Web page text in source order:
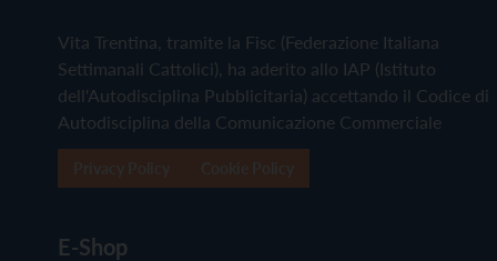
Vita Trentina, tramite la Fisc (Federazione Italiana
Settimanali Cattolici), ha aderito allo IAP (Istituto
dell'Autodisciplina Pubblicitaria) accettando il Codice di
Autodisciplina della Comunicazione Commerciale
E-Shop